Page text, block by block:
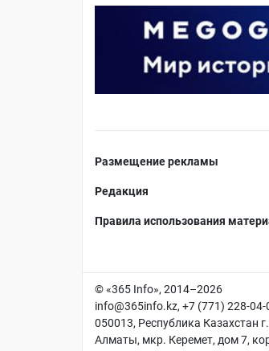
Размещение рекламы
Редакция
Правила использования
© «365 Info», 2014–2026
info@365info.kz, +7 (771) 228-04-
050013, Республика Казахстан г.
Алматы, мкр. Керемет, дом 7,